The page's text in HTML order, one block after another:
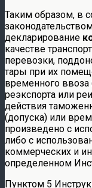
Таким образом, в
декларирование
качестве
перевозки,
тары при их
временного
реэкспорта или
действия
(допуска) или
произведено с
либо с
коммерческих и
определенном
Пунктом 5